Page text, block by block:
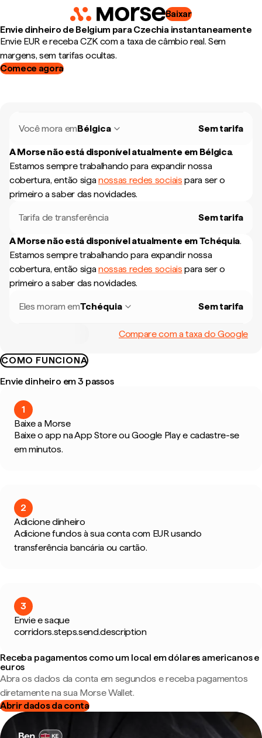
Baixar
Envie dinheiro de Belgium para Czechia instantaneamente
Envie EUR e receba CZK com a taxa de câmbio real. Sem
margens, sem tarifas ocultas.
Comece agora
Você mora emBélgica Sem tarifa
A Morse não está disponível atualmente em Bélgica.
Estamos sempre trabalhando para expandir nossa
cobertura, então siganossas redes sociais para ser o
primeiro a saber das novidades.
Tarifa de transferência Sem tarifa
A Morse não está disponível atualmente emTchéquia.
Estamos sempre trabalhando para expandir nossa
cobertura, então siganossas redes sociais para ser o
primeiro a saber das novidades.
Eles moram emTchéquia Sem tarifa
Compare com a taxa do Google
COMO FUNCIONA
Envie dinheiro em 3 passos
1
Baixe a Morse
Baixe o app na App Store ou Google Play e cadastre-se
em minutos.
2
Adicione dinheiro
Adicione fundos à sua conta com EUR usando
transferência bancária ou cartão.
3
Envie e saque
corridors.steps.send.description
Receba pagamentos como um local em dólares americanos e
euros
Abra os dados da conta em segundos e receba pagamentos
diretamente na sua Morse Wallet.
Abrir dados da conta